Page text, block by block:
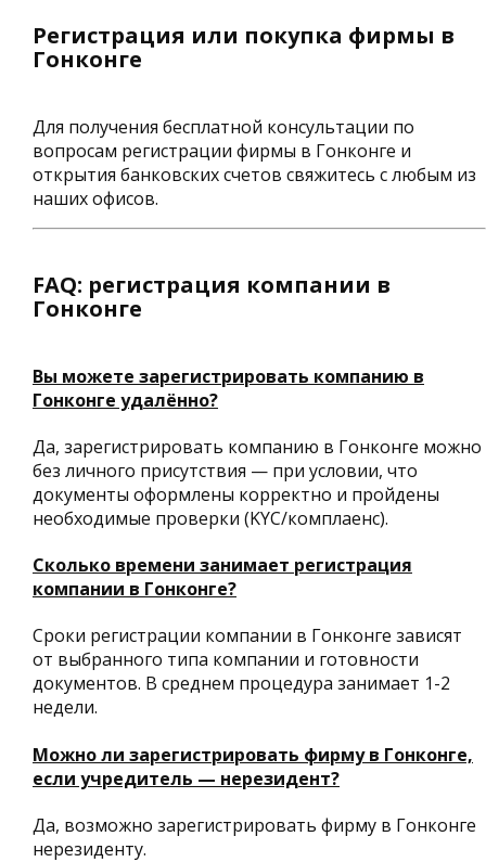
Регистрация или покупка фирмы в
Гонконге
Для получения бесплатной консультации по
вопросам регистрации фирмы в Гонконге и
открытия банковских счетов свяжитесь с любым из
наших офисов.
FAQ: регистрация компании в
Гонконге
Вы можете зарегистрировать компанию в
Гонконге удалённо?
Да, зарегистрировать компанию в Гонконге можно
без личного присутствия — при условии, что
документы оформлены корректно и пройдены
необходимые проверки (KYC/комплаенс).
Сколько времени занимает регистрация
компании в Гонконге?
Сроки регистрации компании в Гонконге зависят
от выбранного типа компании и готовности
документов. В среднем процедура занимает 1-2
недели.
Можно ли зарегистрировать фирму в Гонконге,
если учредитель — нерезидент?
Да, возможно зарегистрировать фирму в Гонконге
нерезиденту.